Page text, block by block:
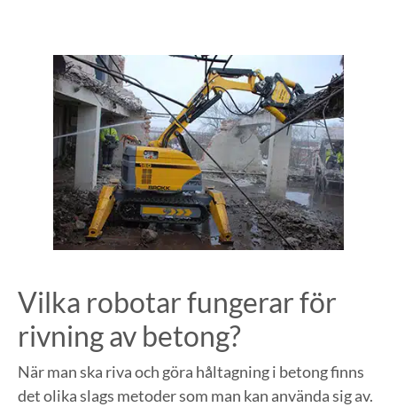
Vilka robotar fungerar för
rivning av betong?
När man ska riva och göra håltagning i betong finns
det olika slags metoder som man kan använda sig av.